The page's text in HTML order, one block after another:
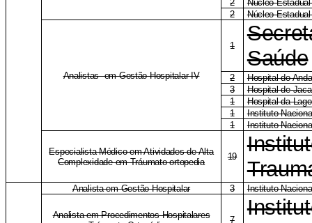
2
Núcleo
2
Núcleo
Analistas em Gestão Hospitalar IV
1
Saúde
2
Hospital do
3
Hospital de
1
Hospital da
1
Instituto
1
Instituto
Especialista Médico em Atividades de Alta
Complexidade em Tráumato-ortopedia
19
Analista em Gestão Hospitalar 3 Instituto
Analista em Procedimentos Hospitalares
7